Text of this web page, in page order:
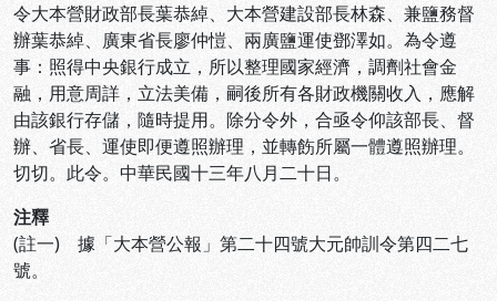
令大本營財政部長葉恭綽、大本營建設部長林森、兼鹽務督
辦葉恭綽、廣東省長廖仲愷、兩廣鹽運使鄧澤如。為令遵
事：照得中央銀行成立，所以整理國家經濟，調劑社會金
融，用意周詳，立法美備，嗣後所有各財政機關收入，應解
由該銀行存儲，隨時提用。除分令外，合亟令仰該部長、督
辦、省長、運使即便遵照辦理，並轉飭所屬一體遵照辦理。
切切。此令。中華民國十三年八月二十日。
注釋
(註一) 據「大本營公報」第二十四號大元帥訓令第四二七
號。